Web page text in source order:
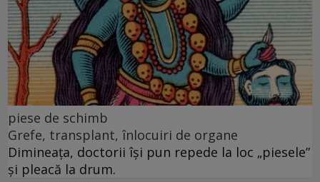
piese de schimb
Grefe, transplant, înlocuiri de organe
Dimineața, doctorii își pun repede la loc „piesele”
și pleacă la drum.